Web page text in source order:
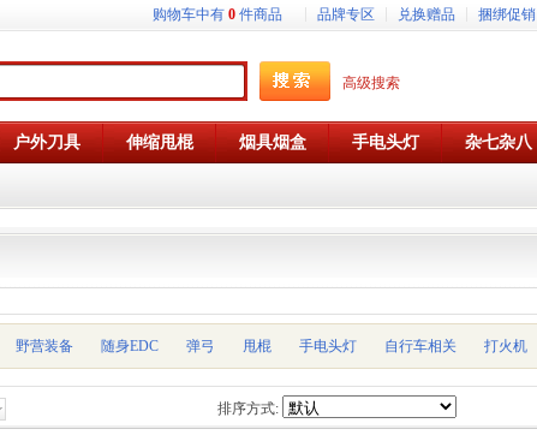
购物车中有 0 件商品 品牌专区 兑换赠品 捆绑促销
高级搜索
户外刀具 伸缩甩棍 烟具烟盒 手电头灯 杂七杂八
野营装备 随身EDC 弹弓 甩棍 手电头灯 自行车相关 打火机
排序方式: